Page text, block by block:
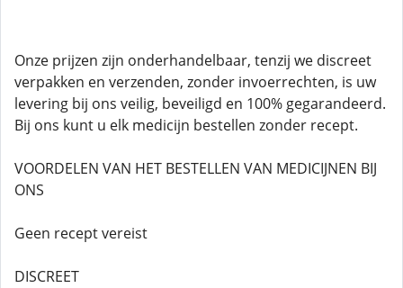
Onze prijzen zijn onderhandelbaar, tenzij we discreet
verpakken en verzenden, zonder invoerrechten, is uw
levering bij ons veilig, beveiligd en 100% gegarandeerd.
Bij ons kunt u elk medicijn bestellen zonder recept.
VOORDELEN VAN HET BESTELLEN VAN MEDICIJNEN BIJ
ONS
Geen recept vereist
DISCREET